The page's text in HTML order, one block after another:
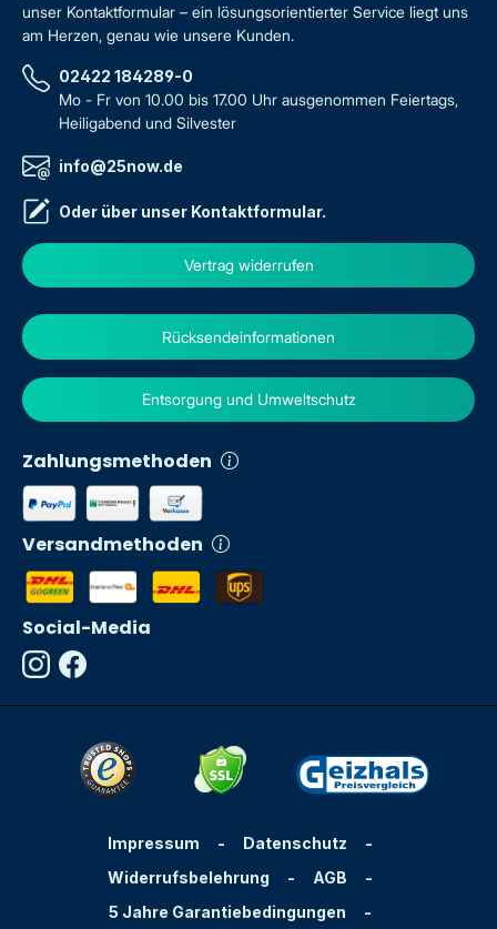
unser Kontaktformular – ein lösungsorientierter Service liegt uns
am Herzen, genau wie unsere Kunden.
02422 184289-0
Mo - Fr von 10.00 bis 17.00 Uhr ausgenommen Feiertags,
Heiligabend und Silvester
info@25now.de
Oder über unser Kontaktformular.
Vertrag widerrufen
Zahlungsmethoden
Versandmethoden
Rücksendeinformationen
Entsorgung und Umweltschutz
Social-Media
Impressum - Datenschutz
-
Widerrufsbelehrung
- AGB
-
5 Jahre Garantiebedingungen
-